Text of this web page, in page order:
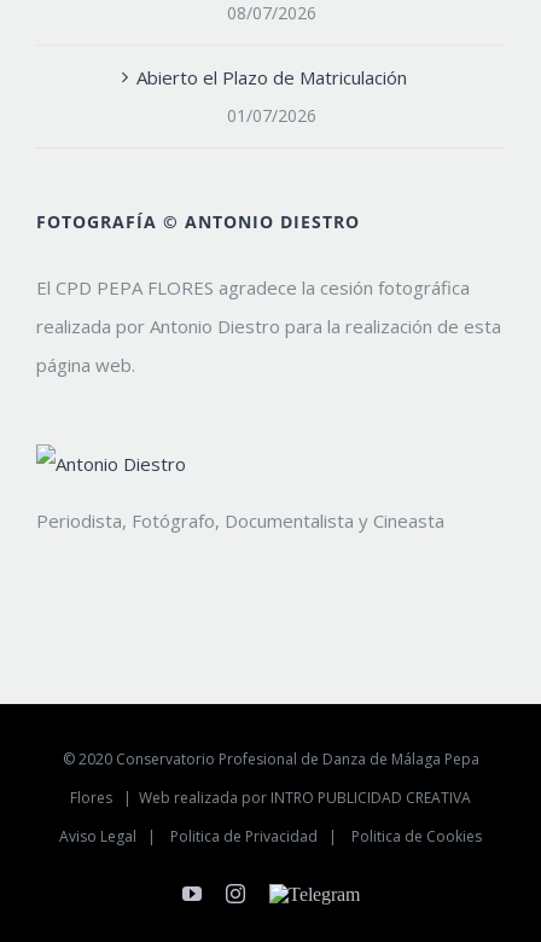
08/07/2026
Abierto el Plazo de Matriculación
01/07/2026
FOTOGRAFÍA © ANTONIO DIESTRO
El CPD PEPA FLORES agradece la cesión fotográfica
realizada por Antonio Diestro para la realización de esta
página web.
Periodista, Fotógrafo, Documentalista y Cineasta
© 2020 Conservatorio Profesional de Danza de Málaga Pepa
Flores | Web realizada por INTRO PUBLICIDAD CREATIVA
Aviso Legal | Politica de Privacidad | Politica de Cookies
YouTubeInstagram
Telegram